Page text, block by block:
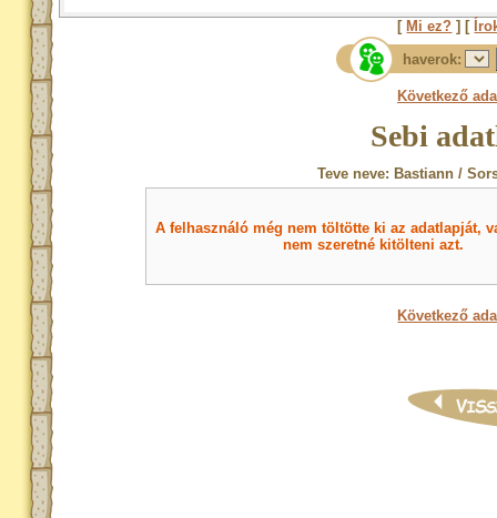
[ Mi ez? ] [
haverok:
Következő
Sebi
Teve neve: Bastiann /
A felhasználó még nem töltötte ki az adatlapját,
nem szeretné kitölteni azt.
Következő